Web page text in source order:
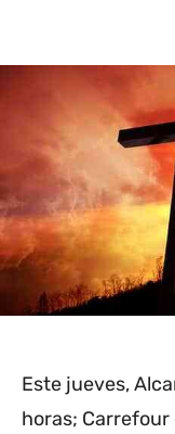
Este jueves,
horas; Carrefour